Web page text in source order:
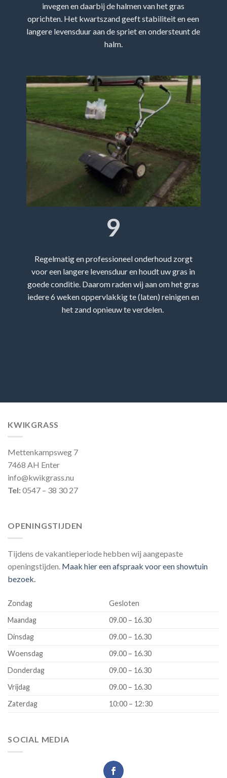
invegen en daarbij de halmen van het gras
oprichten. Het kwartszand geeft stabiliteit en een
langere levensduur aan de spriet en ondersteunt de
halm.
9
Regelmatig en professioneel onderhoud zorgt
voor een langere levensduur en houdt uw gras in
goede conditie. Daarom raden wij aan om het gras
iedere 6 weken oppervlakkig te (laten) reinigen en
het zand opnieuw te verdelen.
KWIKGRASS
Mettenkampsweg 7
7468 AH Enter
info@kwikgrass.nu
Tel:0547 – 38 30 27
OPENINGSTIJDEN
Tijdens de vakantieperiode hebben wij aangepaste
openingstijden. Maak hier een afspraak voor een showtuin
bezoek.
Zondag
Gesloten
Maandag
09.00 – 16.30
Dinsdag
09.00 – 16.30
Woensdag
09.00 – 16.30
Donderdag
09.00 – 16.30
Vrijdag
09.00 – 16.30
Zaterdag
10:00 – 12:30
SOCIAL MEDIA